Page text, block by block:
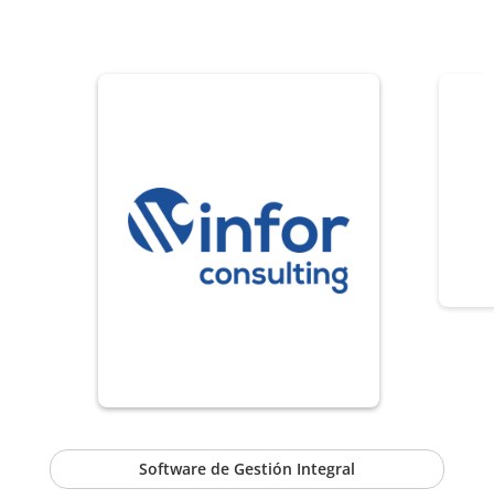
Software de Gestión Integral